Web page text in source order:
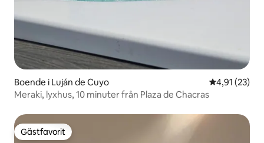
Boende i Luján de Cuyo 4,91 av 5 i
4,91 (23)
Meraki, lyxhus, 10 minuter från Plaza de Chacras
Gästfavorit
Gästfavorit